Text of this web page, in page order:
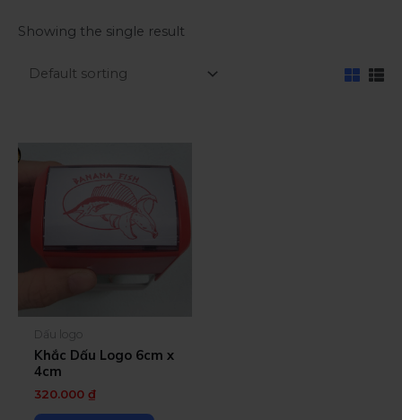
Showing the single result
Dấu logo
Khắc Dấu Logo 6cm x
4cm
320.000 ₫